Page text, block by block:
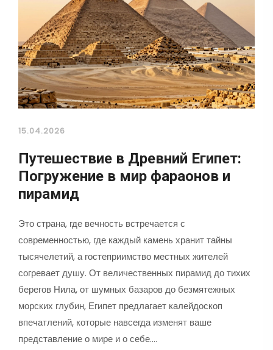
15.04.2026
Путешествие в Древний Египет:
Погружение в мир фараонов и
пирамид
Это страна, где вечность встречается с
современностью, где каждый камень хранит тайны
тысячелетий, а гостеприимство местных жителей
согревает душу. От величественных пирамид до тихих
берегов Нила, от шумных базаров до безмятежных
морских глубин, Египет предлагает калейдоскоп
впечатлений, которые навсегда изменят ваше
представление о мире и о себе.…